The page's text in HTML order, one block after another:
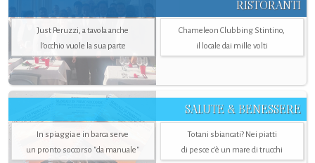
RISTORANTI
Just Peruzzi, a tavola anche
l’occhio vuole la sua parte
Chameleon Clubbing Stintino,
il locale dai mille volti
SALUTE & BENESSERE
In spiaggia e in barca serve
un pronto soccorso "da manuale"
Totani sbiancati? Nei piatti
di pesce c'è un mare di trucchi